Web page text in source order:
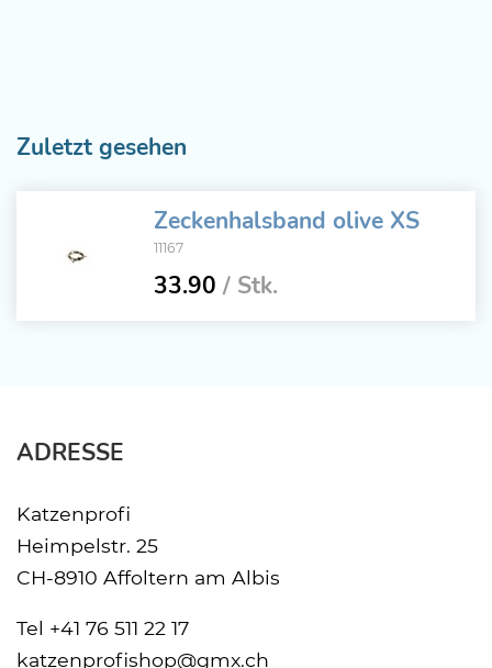
Zuletzt gesehen
Zeckenhalsband olive XS
11167
33.90 / Stk.
ADRESSE
Katzenprofi
Heimpelstr. 25
CH-8910 Affoltern am Albis
Tel +41 76 511 22 17
katzenprofishop@gmx.ch